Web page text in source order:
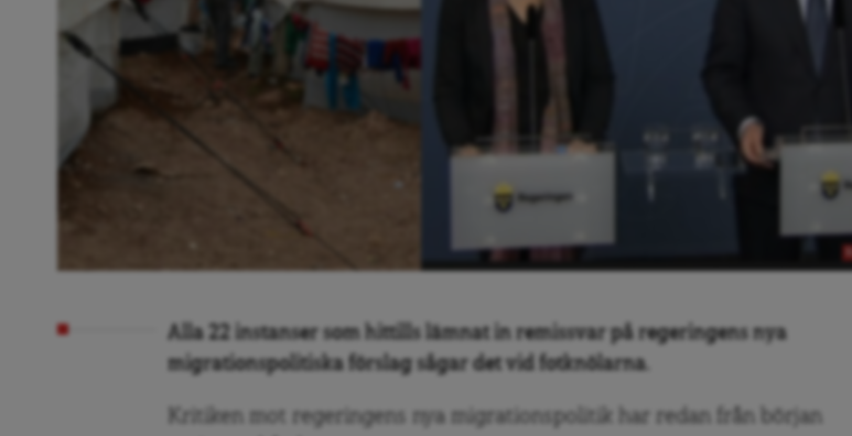
Alla 22 instanser som hittills lämnat in remissvar på regeringens nya
migrationspolitiska förslag sågar det vid fotknölarna.
Kritiken mot regeringens nya migrationspolitik har redan från början